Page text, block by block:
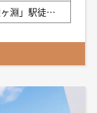
東武スカイツリーライン「鐘ヶ淵」駅徒歩4分 京成押上線「八広」駅徒歩22分